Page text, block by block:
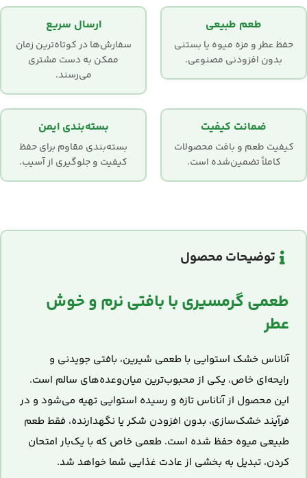
طعم طبیعی
حفظ عطر و مزه میوه یا بستنی
بدون افزودنی مصنوعی.
ارسال سریع
سفارش‌ها در کوتاه‌ترین زمان
ممکن به دست مشتری
می‌رسند.
ضمانت کیفیت
کیفیت طعم و بافت محصولات
کاملاً تضمین‌شده است.
بسته‌بندی ایمن
بسته‌بندی مقاوم برای حفظ
کیفیت و جلوگیری از آسیب.
توضیحات محصول
طعمی گرمسیری با بافتی نرم و خوش
عطر
آناناس خشک استوایی با طعمی شیرین، بافتی جویدنی و
رایحه‌ای خاص، یکی از محبوب‌ترین میان‌وعده‌های سالم است.
این محصول از آناناس تازه و رسیده استوایی تهیه می‌شود و در
فرآیند خشک‌سازی، بدون افزودن شکر یا نگهدارنده، فقط طعم
طبیعی میوه حفظ شده است. طعمی خاص که با یک‌بار امتحان
کردن، تبدیل به بخشی از عادت غذایی شما خواهد شد.